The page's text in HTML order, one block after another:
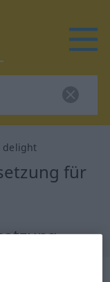
delight
für